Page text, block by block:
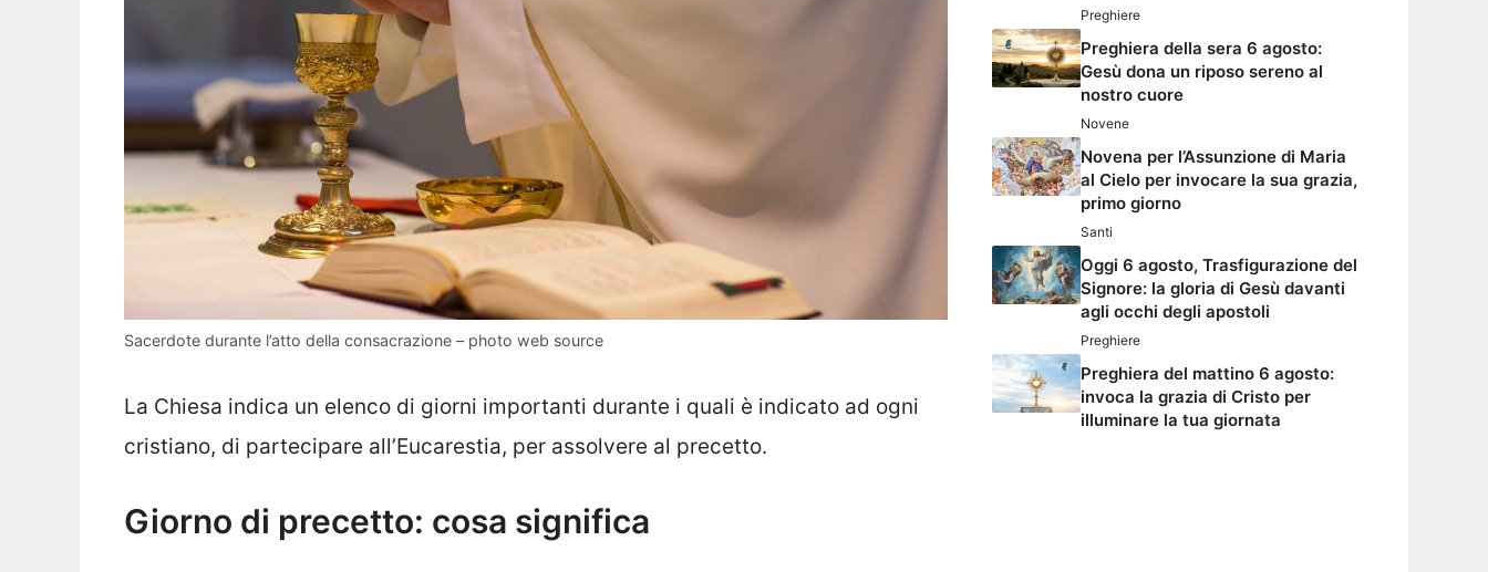
Sacerdote durante l’atto della consacrazione – photo web source
La Chiesa indica un elenco di giorni importanti durante i quali è indicato ad ogni
cristiano, di partecipare all’Eucarestia, per assolvere al precetto.
Giorno di precetto: cosa significa
Preghiere
Preghiera della sera 6 agosto:
Gesù dona un riposo sereno al
nostro cuore
Novene
Novena per l’Assunzione di Maria
al Cielo per invocare la sua grazia,
primo giorno
Santi
Oggi 6 agosto, Trasfigurazione del
Signore: la gloria di Gesù davanti
agli occhi degli apostoli
Preghiere
Preghiera del mattino 6 agosto:
invoca la grazia di Cristo per
illuminare la tua giornata